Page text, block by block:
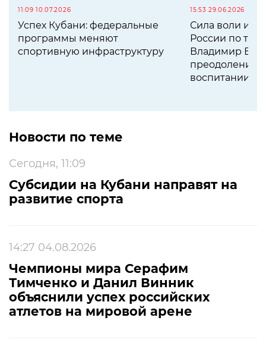
11:09 10.07.2026
Успех Кубани: федеральные
программы меняют
спортивную инфраструктуру
15:53 29.06.2026
Сила воли и
России по
Владимир
преодолении
воспитании
Новости по теме
Сегодня, 11:09
Субсидии на Кубани направят на
развитие спорта
14:27 04.08.2026
Чемпионы мира Серафим
Тимченко и Данил Винник
объяснили успех российских
атлетов на мировой арене